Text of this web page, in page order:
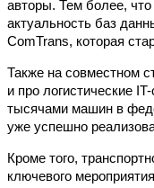
авторы. Тем более,
актуальность баз
ComTrans, которая
Также на совместном
и про логистические
тысячами машин в
уже успешно
Кроме того,
ключевого